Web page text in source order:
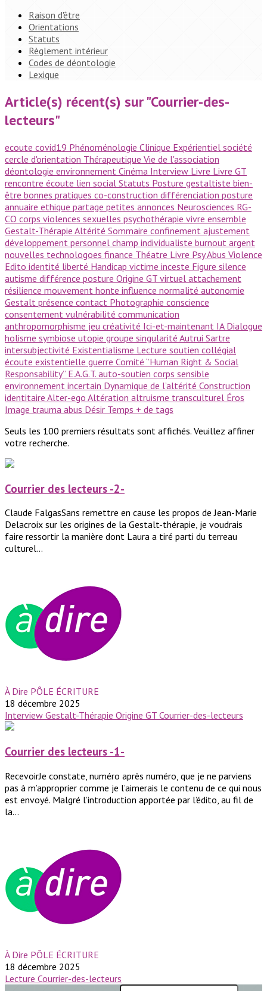
Raison d'être
Orientations
Statuts
Règlement intérieur
Codes de déontologie
Lexique
Article(s) récent(s) sur "Courrier-des-
lecteurs"
ecoute covid19 Phénoménologie Clinique Expérientiel société
cercle d'orientation Thérapeutique Vie de l'association
déontologie environnement Cinéma Interview Livre Livre GT
rencontre écoute lien social Statuts Posture gestaltiste bien-
être bonnes pratiques co-construction différenciation posture
annuaire ethique partage petites annonces Neurosciences RG-
CO corps violences sexuelles psychothérapie vivre ensemble
Gestalt-Thérapie Altérité Sommaire confinement ajustement
développement personnel champ individualiste burnout argent
nouvelles technologoes finance Théatre Livre PsyAbus Violence
Edito identité liberté Handicap victime inceste Figure silence
autisme différence posture Origine GT virtuel attachement
résilience mouvement honte influence normalité autonomie
Gestalt présence contact Photographie conscience
consentement vulnérabilité communication
anthropomorphisme jeu créativité Ici-et-maintenant IA Dialogue
holisme symbiose utopie groupe singularité Autrui Sartre
intersubjectivité Existentialisme Lecture soutien collégial
écoute existentielle guerre Comité ‘’Human Right & Social
Responsability’’ E.A.G.T. auto-soutien corps sensible
environnement incertain Dynamique de l’altérité Construction
identitaire Alter-ego Altération altruisme transculturel Éros
Image trauma abus Désir Temps + de tags
Seuls les 100 premiers résultats sont affichés. Veuillez affiner
votre recherche.
Courrier des lecteurs -2-
Claude FalgasSans remettre en cause les propos de Jean-Marie
Delacroix sur les origines de la Gestalt-thérapie, je voudrais
faire ressortir la manière dont Laura a tiré parti du terreau
culturel...
À Dire PÔLE ÉCRITURE
18 décembre 2025
Interview Gestalt-Thérapie Origine GT Courrier-des-lecteurs
Courrier des lecteurs -1-
RecevoirJe constate, numéro après numéro, que je ne parviens
pas à m’approprier comme je l’aimerais le contenu de ce qui nous
est envoyé. Malgré l’introduction apportée par l’édito, au fil de
la...
À Dire PÔLE ÉCRITURE
18 décembre 2025
Lecture Courrier-des-lecteurs